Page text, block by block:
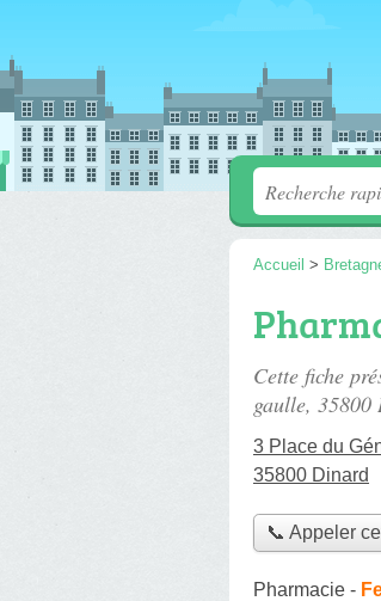
Accueil >
Cette fiche
gaulle, 35800
3 Place du
35800 Dinard
📞 Appeler
Pharmacie -